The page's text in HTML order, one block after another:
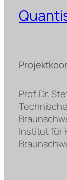
Prof. Dr.
Institut für